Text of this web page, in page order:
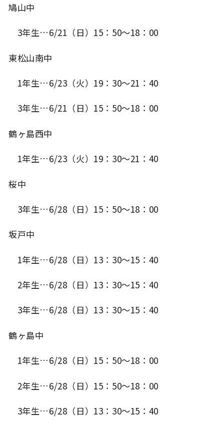
鳩山中
3年生…6/21（日）15：50～18：00
東松山南中
1年生…6/23（火）19：30～21：40
3年生…6/21（日）15：50～18：00
鶴ヶ島西中
1年生…6/23（火）19：30～21：40
桜中
3年生…6/28（日）15：50～18：00
坂戸中
1年生…6/28（日）13：30～15：40
2年生…6/28（日）13：30～15：40
3年生…6/28（日）13：30～15：40
鶴ヶ島中
1年生…6/28（日）15：50～18：00
2年生…6/28（日）15：50～18：00
3年生…6/28（日）13：30～15：40